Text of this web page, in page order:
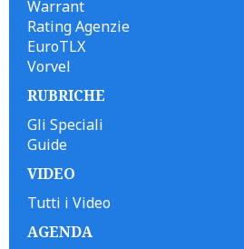
Warrant
Rating Agenzie
EuroTLX
Vorvel
RUBRICHE
Gli Speciali
Guide
VIDEO
Tutti i Video
AGENDA